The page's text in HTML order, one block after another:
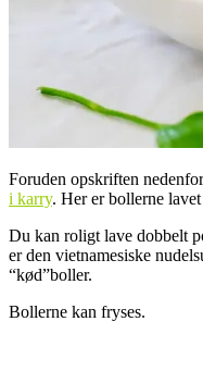
Foruden opskriften
i karry. Her er bollerne
Du kan roligt lave dobbelt
er den vietnamesiske
“kød”boller.
Bollerne kan fryses.